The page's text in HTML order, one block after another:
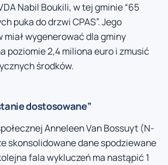
Nabil Boukili, w tej gminie “65
puka do drzwi CPAS”. Jego
miał wygenerować dla gminy
poziomie 2,4 miliona euro i zmusić
środków.
dostosowane”
Anneleen Van Bossuyt (N-
skonsolidowane dane spodziewane
fala wykluczeń ma nastąpić 1